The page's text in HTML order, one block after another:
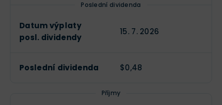
Poslední dividenda
Datum výplaty
posl. dividendy
15. 7. 2026
Poslední dividenda $0,48
Příjmy